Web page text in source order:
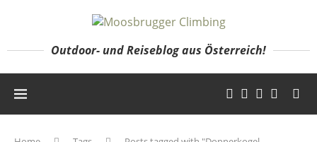
Outdoor- und Reiseblog aus Österreich!